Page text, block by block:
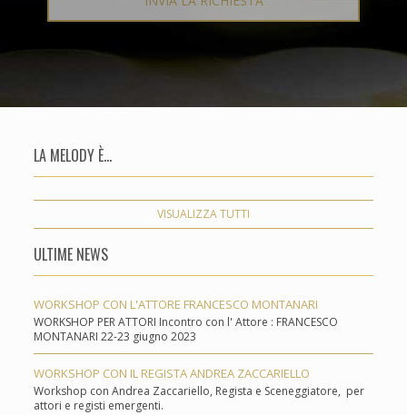
LA MELODY È...
VISUALIZZA TUTTI
ULTIME NEWS
WORKSHOP CON L'ATTORE FRANCESCO MONTANARI
WORKSHOP PER ATTORI Incontro con l' Attore : FRANCESCO
MONTANARI 22-23 giugno 2023
WORKSHOP CON IL REGISTA ANDREA ZACCARIELLO
Workshop con Andrea Zaccariello, Regista e Sceneggiatore, per
attori e registi emergenti.